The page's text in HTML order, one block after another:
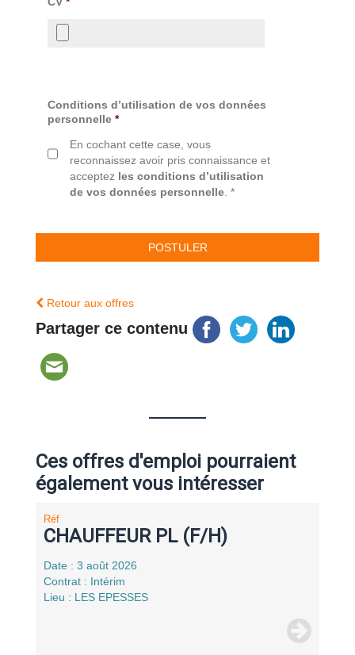
Conditions d’utilisation de vos données
personnelle *
En cochant cette case, vous
reconnaissez avoir pris connaissance et
acceptez les conditions d’utilisation
de vos données personnelle . *
Retour aux offres
Partager ce contenu
Ces offres d'emploi pourraient
également vous intéresser
Réf
CHAUFFEUR PL (F/H)
Date : 3 août 2026
Contrat : Intérim
Lieu : LES EPESSES